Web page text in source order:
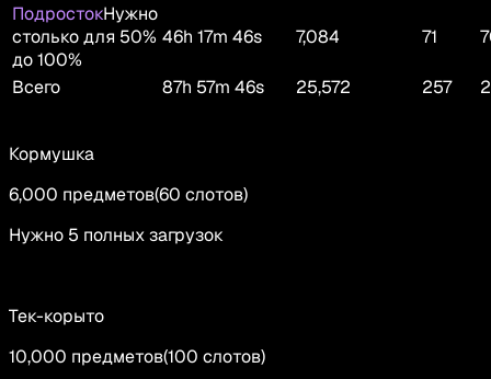
ПодростокНужно
столько для 50%
до 100%
46h 17m 46s 7,084 71
Всего 87h 57m 46s 25,572 257
Кормушка
6,000 предметов(60 слотов)
Нужно 5 полных загрузок
Тек-корыто
10,000 предметов(100 слотов)